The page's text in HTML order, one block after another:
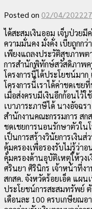
Posted on 02/04/2022
ได้สะสมเงินออม เจ็บป่วยมี
ความมั่นคง มั่งคั่ง เบี้ยถูกก
เพียงแถลงประวัติสุขภาพ
การสำนักพิทักษ์สวัสดิภาพค
โครงการนี้ได้ประโยชน์มา
โครงการนี้เราได้ค่าชดเช
เมื่อส่งครบมีเงินอีกก้อนไ
เบาภาระภาษีได้ นางอัจฉร
สำนักงานคณะกรรมการ สก
ชดเชยการนอนรักษาตัวใน
เป็นการสร้างวินัยการเงิน
คุ้มครองเพื่อรองรับไม่รู้ว่า
คุ้มครองด้านอุบัติเหตุให้วง
ศรินยา ศิรินิกร เจ้าหน้าที่ง
สกสค. จังหวัดร้อยเอ็ด แผน
ประโยชน์การสะสมทรัพย์
เดือนละ 100 ครบเกษียณอ